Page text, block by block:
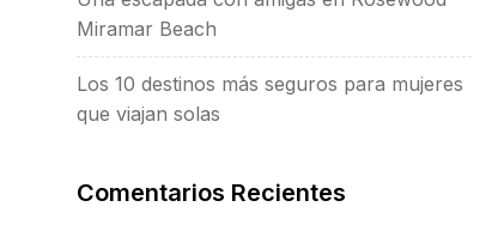
Miramar Beach
Los 10 destinos más seguros para mujeres
que viajan solas
Comentarios Recientes